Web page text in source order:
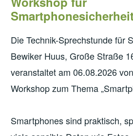
Die Technik-Sprechstunde für
Bewiker Huus, Große Straße
veranstaltet am 06.08.2026
Workshop zum Thema
Smartphones sind praktisch,